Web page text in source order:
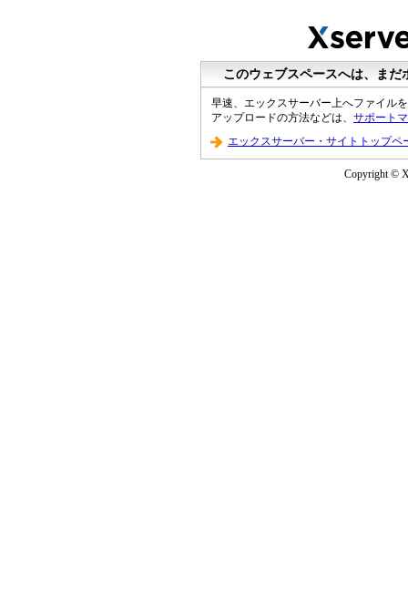
このウェブスペースへは、ま
早速、エックスサーバー上へファイル
アップロードの方法などは、 サポート
エックスサーバー・サイトトップペ
Copyright ©